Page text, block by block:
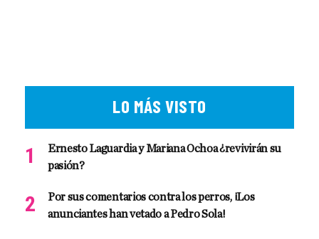
LO MÁS VISTO
Ernesto Laguardia y Mariana Ochoa ¿revivirán su
pasión?
Por sus comentarios contra los perros, ¡Los
anunciantes han vetado a Pedro Sola!